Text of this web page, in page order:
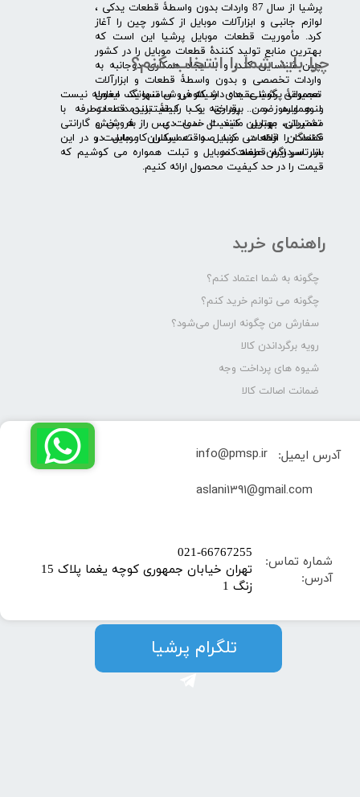
​پرشیا از سال 87 واردات بدون واسطۀ قطعات یدکی ،
لوازم جانبی و ابزارآلات موبایل از کشور چین را آغاز
کرد. مأموریت قطعات موبایل پرشیا این است که
بهترین منابع تولید کنندۀ قطعات موبایل را در کشور
چین شناسایی کند، و با ایجاد همکاری دوجانبه به
واردات تخصصی و بدون واسطۀ قطعات و ابزارآلات
تعمیراتی گوشی های شیائومی سامسونگ ایفون
لنوو ایسوز و .... پرداخته و با کیفیت­ترین قطعات
تعمیراتی موبایل مانند ال سی دی را به پخش
کنندگان قطعات موبایل و تعمیرکاران موبایل در
سرتاسر ایران عرضه کند.
راهنمای خرید
چگونه به شما اعتماد کنم؟
چگونه می توانم خرید کنم؟
سفارش من چگونه ارسال می‌شود؟
رویه برگرداندن کالا
شیوه های پرداخت وجه
ضمانت اصالت کالا
چرا باید شما را انتخاب کنم؟
​​ ​مجموعۀ پرشیا عقیده دارد که فروش تنها یک معامله نیست
و همواره ضمن برقراری یک رابطۀ بلندمدت دوطرفه با
مشتریان، بهترین کیفیت خدمات پس از فروش و گارانتی
قطعات را ارائه می­ کند. صداقت اساس کار ماست و در این
بازار سردرگم قطعات موبایل و تبلت همواره می کوشیم که
قیمت را در حد کیفیت محصول ارائه کنیم.
شماره تماس:
آدرس:
​021-66767255
تهران خیابان جمهوری کوچه یغما پلاک 15
زنگ 1
آدرس ایمیل:
info@pmsp.ir
​aslani1391@gmail.com
​​​​تلگرام پرشیا